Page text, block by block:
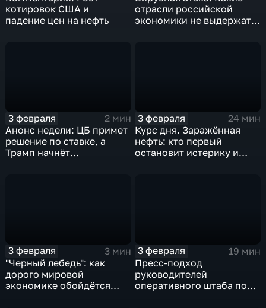
котировок США и
падение цен на нефть
отрасли российской
экономики не выдержат
3 февраля
2 мин
Анонс недели: ЦБ примет
решение по ставке, а
Трамп начнёт
3 февраля
24 мин
Курс дня. Заражённая
нефть: кто первый
остановит истерику и
3 февраля
3 мин
"Черный лебедь": как
дорого мировой
экономике обойдётся
3 февраля
19 мин
Пресс-подход
руководителей
оперативного штаба по